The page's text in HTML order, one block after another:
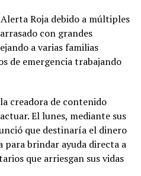
Roja debido a múltiples
con grandes
a varias familias
de emergencia trabajando
creadora de contenido
El lunes, mediante sus
que destinaría el dinero
para brindar ayuda directa a
que arriesgan sus vidas